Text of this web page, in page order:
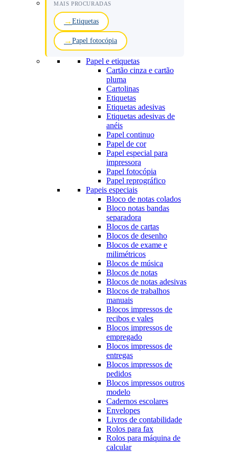
MAIS PROCURADAS
Etiquetas
Papel fotocópia
Papel e etiquetas
Cartão cinza e cartão
pluma
Cartolinas
Etiquetas
Etiquetas adesivas
Etiquetas adesivas de
anéis
Papel continuo
Papel de cor
Papel especial para
impressora
Papel fotocópia
Papel reprográfico
Papeis especiais
Bloco de notas colados
Bloco notas bandas
separadora
Blocos de cartas
Blocos de desenho
Blocos de exame e
milimétricos
Blocos de música
Blocos de notas
Blocos de notas adesivas
Blocos de trabalhos
manuais
Blocos impressos de
recibos e vales
Blocos impressos de
empregado
Blocos impressos de
entregas
Blocos impressos de
pedidos
Blocos impressos outros
modelo
Cadernos escolares
Envelopes
Livros de contabilidade
Rolos para fax
Rolos para máquina de
calcular